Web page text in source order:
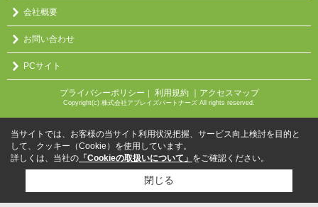
会社概要
お問い合わせ
PCサイト
プライバシーポリシー ｜ 利用規約 ｜アクセスマップ
Copyright(c) 株式会社アブレイズパートナーズ All rights reserved.
当サイトでは、お客様の当サイト利用状況把握、サービス向上検討を目的と
して、クッキー（Cookie）を使用しています。
詳しくは、当社の 「Cookieの取扱いについて」 をご確認ください。
閉じる